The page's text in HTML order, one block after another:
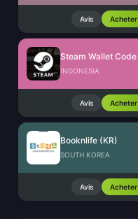
Avis Acheter
INDONESIA
Avis Acheter
Booknlife (KR)
SOUTH KOREA
Avis Acheter